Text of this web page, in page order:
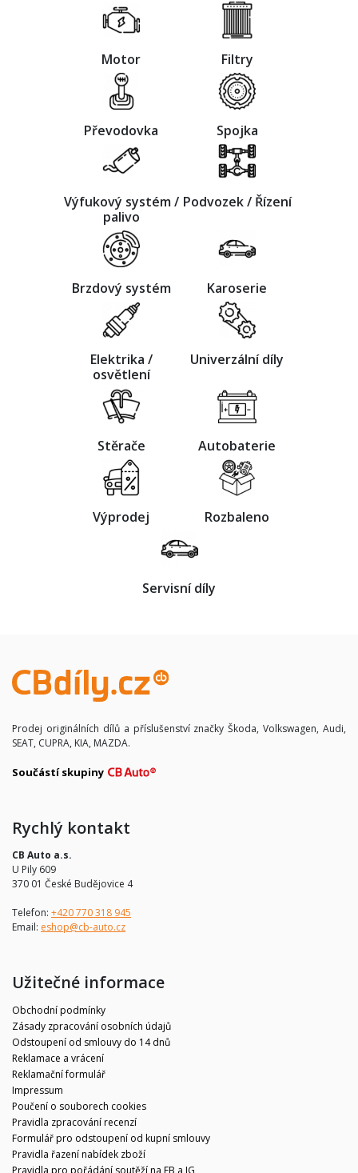
Motor Filtry
Převodovka Spojka
Výfukový systém /
palivo
Podvozek / Řízení
Brzdový systém Karoserie
Elektrika /
osvětlení
Univerzální díly
Stěrače Autobaterie
Výprodej Rozbaleno
Servisní díly
Prodej originálních dílů a příslušenství značky Škoda, Volkswagen, Audi,
SEAT, CUPRA, KIA, MAZDA.
Součástí skupiny
Rychlý kontakt
CB Auto a.s.
U Pily 609
370 01 České Budějovice 4
Telefon: +420 770 318 945
Email: eshop@cb-auto.cz
Užitečné informace
Obchodní podmínky
Zásady zpracování osobních údajů
Odstoupení od smlouvy do 14 dnů
Reklamace a vrácení
Reklamační formulář
Impressum
Poučení o souborech cookies
Pravidla zpracování recenzí
Formulář pro odstoupení od kupní smlouvy
Pravidla řazení nabídek zboží
Pravidla pro pořádání soutěží na FB a IG